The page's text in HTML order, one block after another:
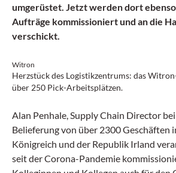
umgerüstet. Jetzt werden dort
Aufträge kommissioniert und an die
verschickt.
Witron
Herzstück des Logistikzentrums: das
über 250 Pick-Arbeitsplätzen.
Alan Penhale, Supply Chain Director
Belieferung von über 2300 Geschäften
Königreich und der Republik Irland
seit der Corona-Pandemie